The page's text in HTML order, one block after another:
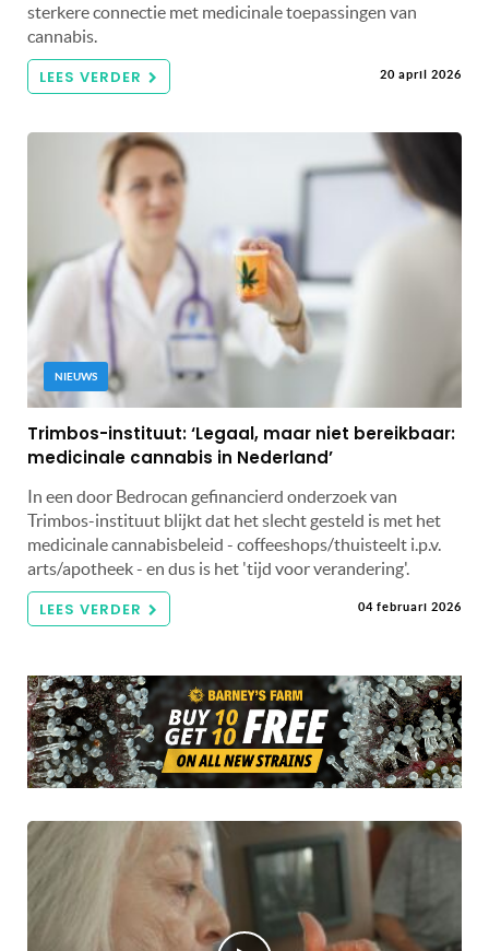
sterkere connectie met medicinale toepassingen van
cannabis.
LEES VERDER 20 april 2026
NIEUWS
Trimbos-instituut: ‘Legaal, maar niet bereikbaar:
medicinale cannabis in Nederland’
In een door Bedrocan gefinancierd onderzoek van
Trimbos-instituut blijkt dat het slecht gesteld is met het
medicinale cannabisbeleid - coffeeshops/thuisteelt i.p.v.
arts/apotheek - en dus is het 'tijd voor verandering'.
LEES VERDER 04 februari 2026